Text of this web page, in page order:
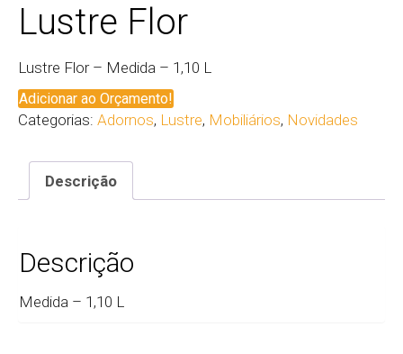
Lustre Flor
Lustre Flor – Medida – 1,10 L
Adicionar ao Orçamento!
Categorias: Adornos, Lustre, Mobiliários, Novidades
Descrição
Descrição
Medida – 1,10 L